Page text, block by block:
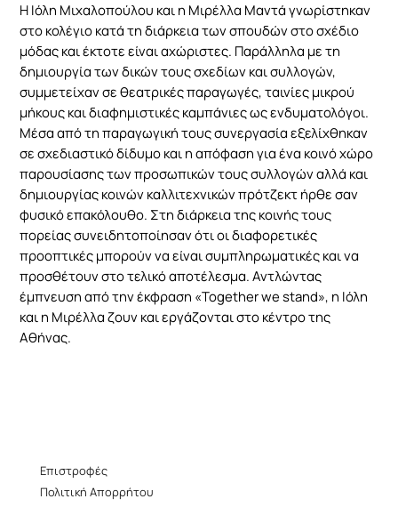
Η Ιόλη Μιχαλοπούλου και η Μιρέλλα Μαντά γνωρίστηκαν
στο κολέγιο κατά τη διάρκεια των σπουδών στο σχέδιο
μόδας και έκτοτε είναι αχώριστες. Παράλληλα με τη
δημιουργία των δικών τους σχεδίων και συλλογών,
συμμετείχαν σε θεατρικές παραγωγές, ταινίες μικρού
μήκους και διαφημιστικές καμπάνιες ως ενδυματολόγοι.
Μέσα από τη παραγωγική τους συνεργασία εξελίχθηκαν
σε σχεδιαστικό δίδυμο και η απόφαση για ένα κοινό χώρο
παρουσίασης των προσωπικών τους συλλογών αλλά και
δημιουργίας κοινών καλλιτεχνικών πρότζεκτ ήρθε σαν
φυσικό επακόλουθο. Στη διάρκεια της κοινής τους
πορείας συνειδητοποίησαν ότι οι διαφορετικές
προοπτικές μπορούν να είναι συμπληρωματικές και να
προσθέτουν στο τελικό αποτέλεσμα. Αντλώντας
έμπνευση από την έκφραση «Togetherwe stand», η Ιόλη
και η Μιρέλλα ζουν και εργάζονται στο κέντρο της
Αθήνας.
Επιστροφές
Πολιτική Απορρήτου